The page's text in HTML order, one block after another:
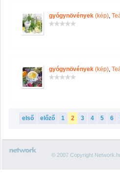
gyógynövények (kép),
gyógynövények (kép),
első előző 1 2 3 4 5 6
© 2007 Copyright